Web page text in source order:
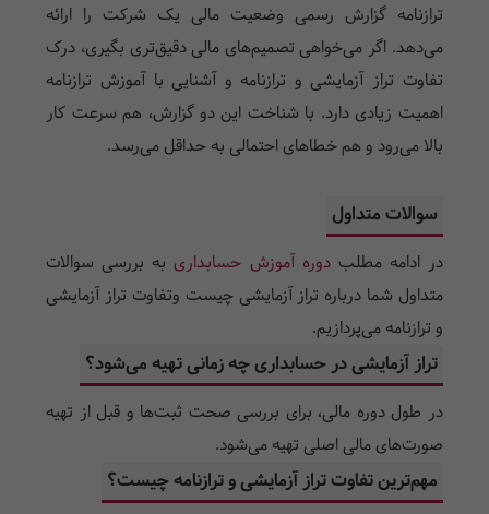
ترازنامه گزارش رسمی وضعیت مالی یک شرکت را ارائه
می‌دهد. اگر می‌خواهی تصمیم‌های مالی دقیق‌تری بگیری، درک
تفاوت تراز آزمایشی و ترازنامه و آشنایی با آموزش ترازنامه
اهمیت زیادی دارد. با شناخت این دو گزارش، هم سرعت کار
بالا می‌رود و هم خطاهای احتمالی به حداقل می‌رسد.
سوالات متداول
در ادامه مطلبدوره آموزش حسابداریبه بررسی سوالات
متداول شما درباره تراز آزمایشی چیست وتفاوت تراز آزمایشی
و ترازنامه می‌پردازیم.
تراز آزمایشی در حسابداری چه زمانی تهیه می‌شود؟
در طول دوره مالی، برای بررسی صحت ثبت‌ها و قبل از تهیه
صورت‌های مالی اصلی تهیه می‌شود.
مهم‌ترین تفاوت تراز آزمایشی و ترازنامه چیست؟